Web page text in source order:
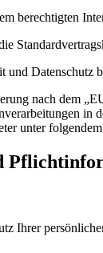
berechtigten
und Datenschutz
nach dem
unter
Ihrer